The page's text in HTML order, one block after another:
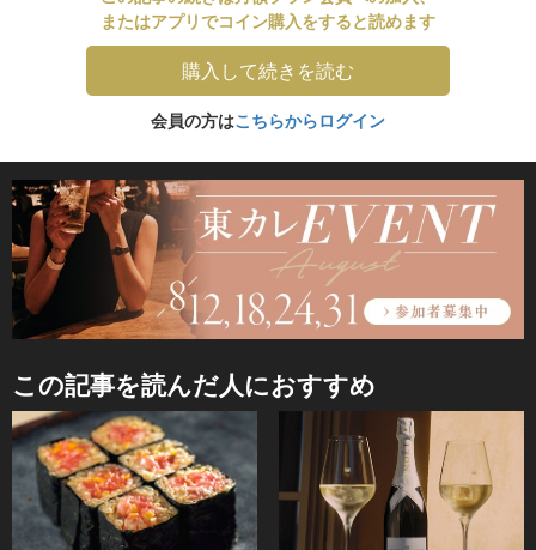
またはアプリでコイン購入をすると読めます
購入して続きを読む
会員の方はこちらからログイン
この記事を読んだ人におすすめ